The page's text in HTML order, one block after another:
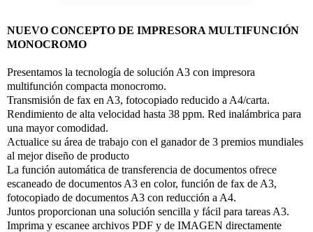
NUEVO CONCEPTO DE IMPRESORA MULTIFUNCIÓN
MONOCROMO
Presentamos la tecnología de solución A3 con impresora
multifunción compacta monocromo.
Transmisión de fax en A3, fotocopiado reducido a A4/carta.
Rendimiento de alta velocidad hasta 38 ppm. Red inalámbrica para
una mayor comodidad.
Actualice su área de trabajo con el ganador de 3 premios mundiales
al mejor diseño de producto
La función automática de transferencia de documentos ofrece
escaneado de documentos A3 en color, función de fax de A3,
fotocopiado de documentos A3 con reducción a A4.
Juntos proporcionan una solución sencilla y fácil para tareas A3.
Imprima y escanee archivos PDF y de IMAGEN directamente